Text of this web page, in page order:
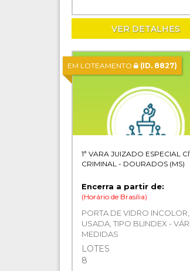
VER DETALHES
EM LOTEAMENTO (ID. 8827)
1ª VARA JUIZADO ESPECIAL
CRIMINAL - DOURADOS (MS)
Encerra a partir de:
(Horário de Brasília)
PORTA DE VIDRO INCOLOR,
USADA, TIPO BLINDEX -
MEDIDAS
LOTES
8